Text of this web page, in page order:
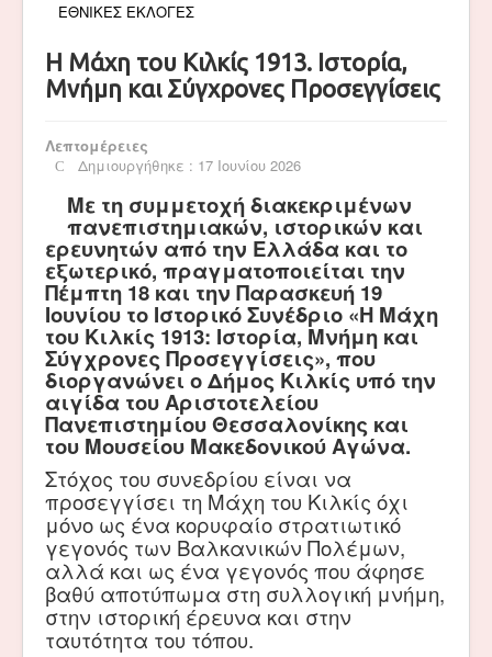
ΕΘΝΙΚΕΣ ΕΚΛΟΓΕΣ
Η Μάχη του Κιλκίς 1913. Ιστορία,
Μνήμη και Σύγχρονες Προσεγγίσεις
Λεπτομέρειες
Δημιουργήθηκε : 17 Ιουνίου 2026
Με τη συμμετοχή διακεκριμένων
πανεπιστημιακών, ιστορικών και
ερευνητών από την Ελλάδα και το
εξωτερικό, πραγματοποιείται την
Πέμπτη 18 και την Παρασκευή 19
Ιουνίου το Ιστορικό Συνέδριο «Η Μάχη
του Κιλκίς 1913: Ιστορία, Μνήμη και
Σύγχρονες Προσεγγίσεις», που
διοργανώνει ο Δήμος Κιλκίς υπό την
αιγίδα του Αριστοτελείου
Πανεπιστημίου Θεσσαλονίκης και
του Μουσείου Μακεδονικού Αγώνα.
Στόχος του συνεδρίου είναι να
προσεγγίσει τη Μάχη του Κιλκίς όχι
μόνο ως ένα κορυφαίο στρατιωτικό
γεγονός των Βαλκανικών Πολέμων,
αλλά και ως ένα γεγονός που άφησε
βαθύ αποτύπωμα στη συλλογική μνήμη,
στην ιστορική έρευνα και στην
ταυτότητα του τόπου.